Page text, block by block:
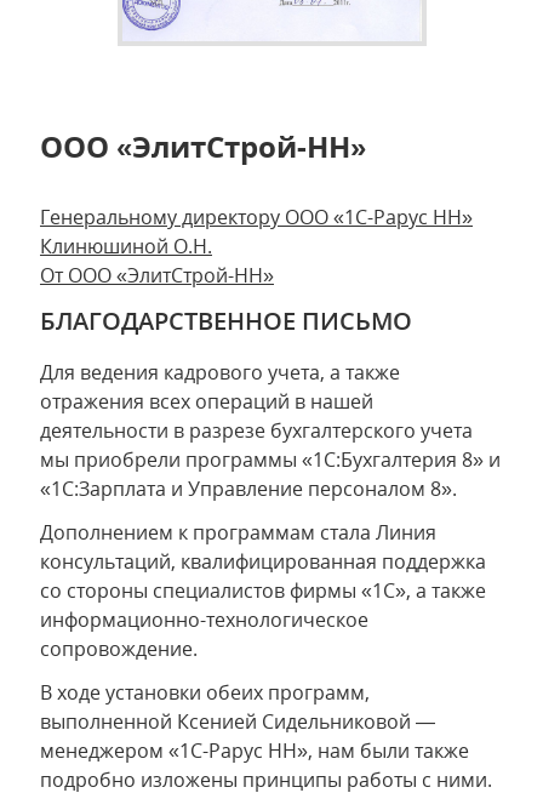
ООО «ЭлитСтрой-НН»
Генеральному директору ООО «1С-Рарус НН»
Клинюшиной О.Н.
От ООО «ЭлитСтрой-НН»
БЛАГОДАРСТВЕННОЕ ПИСЬМО
Для ведения кадрового учета, а также
отражения всех операций в нашей
деятельности в разрезе бухгалтерского учета
мы приобрели программы «1С:Бухгалтерия 8» и
«1С:Зарплата и Управление персоналом 8».
Дополнением к программам стала Линия
консультаций, квалифицированная поддержка
со стороны специалистов фирмы «1С», а также
информационно-технологическое
сопровождение.
В ходе установки обеих программ,
выполненной Ксенией Сидельниковой —
менеджером «1С-Рарус НН», нам были также
подробно изложены принципы работы с ними.